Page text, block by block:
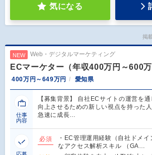
気になる
掲
NEW Web・デジタルマーケティング
ECマーケター（年収400万円～600万
400万円～649万円 愛知県
仕事
内容
【募集背景】 自社ECサイトの運営を
向上させるための新しい視点を持った
急速に成長…
必須
・EC管理運用経験（自社ドメ
なアクセス解析スキル （GA…